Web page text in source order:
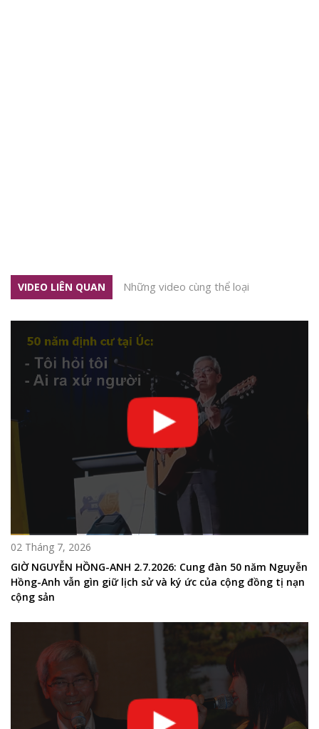
VIDEO LIÊN QUAN Những video cùng thể loại
02 Tháng 7, 2026
GIỜ NGUYỄN HỒNG-ANH 2.7.2026: Cung đàn 50 năm Nguyễn
Hồng-Anh vẫn gìn giữ lịch sử và ký ức của cộng đồng tị nạn
cộng sản